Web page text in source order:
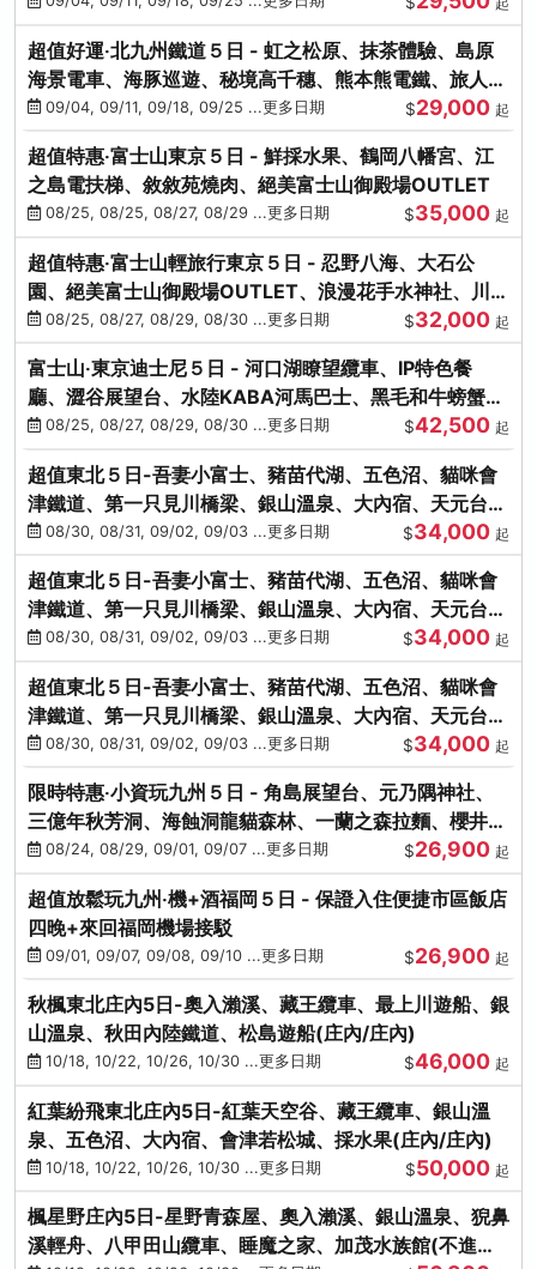
超值好運‧北九州鐵道５日 - 虹之松原、抹茶體驗、島原
海景電車、海豚巡遊、秘境高千穗、熊本熊電鐵、旅人觀
光列車-台中出發
09/04, 09/11, 09/18, 09/25 ...更多日期 $29,000 起
超值特惠‧富士山東京５日 - 鮮採水果、鶴岡八幡宮、江
之島電扶梯、敘敘苑燒肉、絕美富士山御殿場OUTLET
08/25, 08/25, 08/27, 08/29 ...更多日期 $35,000 起
超值特惠‧富士山輕旅行東京５日 - 忍野八海、大石公
園、絕美富士山御殿場OUTLET、浪漫花手水神社、川越
小江戶
08/25, 08/27, 08/29, 08/30 ...更多日期 $32,000 起
富士山‧東京迪士尼５日 - 河口湖瞭望纜車、IP特色餐
廳、澀谷展望台、水陸KABA河馬巴士、黑毛和牛螃蟹美
饌、季節採果
08/25, 08/27, 08/29, 08/30 ...更多日期 $42,500 起
超值東北５日-吾妻小富士、豬苗代湖、五色沼、貓咪會
津鐵道、第一只見川橋梁、銀山溫泉、大內宿、天元台高
原纜車
08/30, 08/31, 09/02, 09/03 ...更多日期 $34,000 起
超值東北５日-吾妻小富士、豬苗代湖、五色沼、貓咪會
津鐵道、第一只見川橋梁、銀山溫泉、大內宿、天元台高
原纜車
08/30, 08/31, 09/02, 09/03 ...更多日期 $34,000 起
超值東北５日-吾妻小富士、豬苗代湖、五色沼、貓咪會
津鐵道、第一只見川橋梁、銀山溫泉、大內宿、天元台高
原纜車
08/30, 08/31, 09/02, 09/03 ...更多日期 $34,000 起
限時特惠‧小資玩九州５日 - 角島展望台、元乃隅神社、
三億年秋芳洞、海蝕洞龍貓森林、一蘭之森拉麵、櫻井二
見浦08/24, 08/29, 09/01, 09/07 ...更多日期 $26,900 起
超值放鬆玩九州‧機+酒福岡５日 - 保證入住便捷市區飯店
四晚+來回福岡機場接駁
09/01, 09/07, 09/08, 09/10 ...更多日期 $26,900 起
秋楓東北庄內5日-奧入瀨溪、藏王纜車、最上川遊船、銀
山溫泉、秋田內陸鐵道、松島遊船(庄內/庄內)
10/18, 10/22, 10/26, 10/30 ...更多日期 $46,000 起
紅葉紛飛東北庄內5日-紅葉天空谷、藏王纜車、銀山溫
泉、五色沼、大內宿、會津若松城、採水果(庄內/庄內)
10/18, 10/22, 10/26, 10/30 ...更多日期 $50,000 起
楓星野庄內5日-星野青森屋、奧入瀨溪、銀山溫泉、猊鼻
溪輕舟、八甲田山纜車、睡魔之家、加茂水族館(不進店)